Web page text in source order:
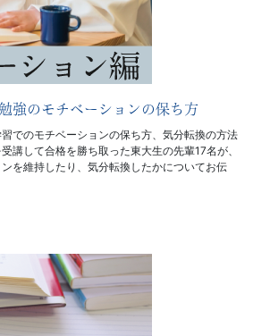
強のモチベーションの保ち方
でのモチベーションの保ち方、気分転換の方法
講して合格を勝ち取った東大生の先輩17名が、
を維持したり、気分転換したかについてお伝